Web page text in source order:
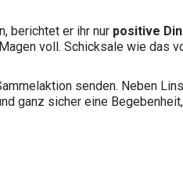
berichtet er ihr nur positive
voll. Schicksale wie das
senden. Neben
ganz sicher eine